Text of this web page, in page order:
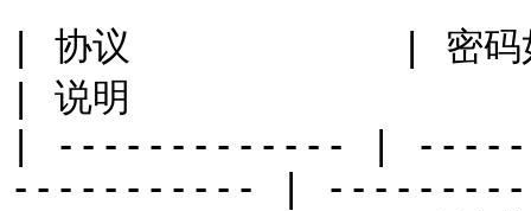
| 协议            | 密码如
| 说明
| ------------- |
----------- |